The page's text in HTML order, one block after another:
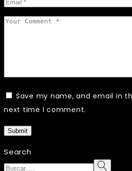
Save my name, and email in
next time I comment.
Submit
Search